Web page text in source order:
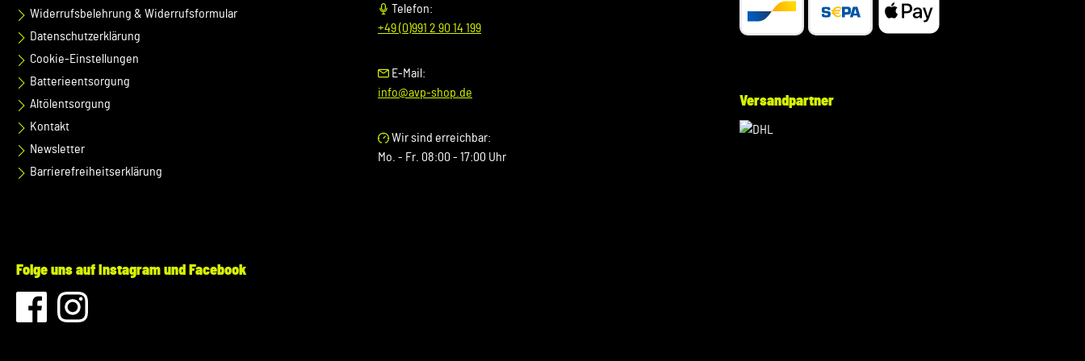
WAUZZZ...) Deines Fahrzeugs mitzuteilen. Wir prüfen vorab,
ob der gewünschte Artikel zu Deinem Fahrzeug passt.
WAUZZZ...) Deines Fahrzeugs mitzuteilen. Wir prüfen vorab,
ob der gewünschte Artikel zu Deinem Fahrzeug passt.
WAUZZZ...) Deines Fahrzeugs mitzuteilen. Wir prüfen vorab,
ob der gewünschte Artikel zu Deinem Fahrzeug passt.
Widerrufsbelehrung & Widerrufsformular
Datenschutzerklärung
Cookie-Einstellungen
Batterieentsorgung
Altölentsorgung
Kontakt
Newsletter
Barrierefreiheitserklärung
Telefon:
+49 (0)991 2 90 14 199
E-Mail:
info@avp-shop.de
Wir sind erreichbar:
Mo. - Fr. 08:00 - 17:00 Uhr
Versandpartner
Folge uns auf Instagram und Facebook